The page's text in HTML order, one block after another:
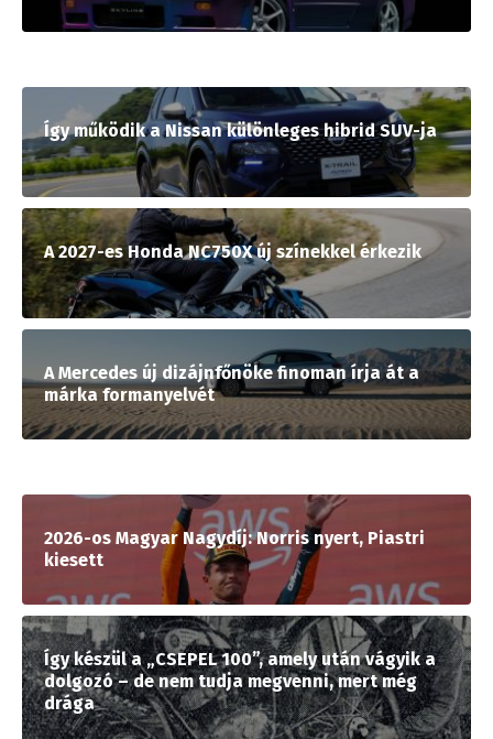
Így működik a Nissan különleges hibrid SUV-ja
A 2027-es Honda NC750X új színekkel érkezik
A Mercedes új dizájnfőnöke finoman írja át a
márka formanyelvét
2026-os Magyar Nagydíj: Norris nyert, Piastri
kiesett
Így készül a „CSEPEL 100”, amely után vágyik a
dolgozó – de nem tudja megvenni, mert még
drága